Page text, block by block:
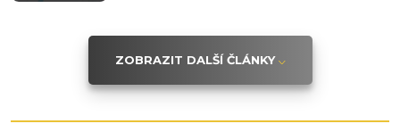
ZOBRAZIT DALŠÍ ČLÁNKY